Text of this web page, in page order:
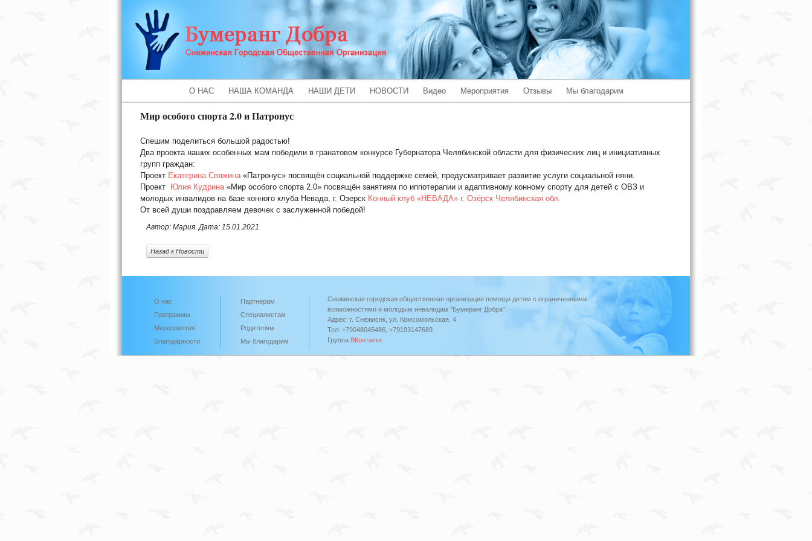
О НАС НАША КОМАНДА НАШИ ДЕТИ НОВОСТИ Видео Мероприятия Отзывы Мы благодарим
Мир особого спорта 2.0 и Патронус
Спешим поделиться большой радостью!
Два проекта наших особенных мам победили в гранатовом конкурсе Губернатора Челябинской области для физических лиц и инициативных
групп граждан:
Проект Екатерина Свяжина«Патронус» посвящён социальной поддержке семей, предусматривает развитие услуги социальной няни.
Проект
Юлия Кудрина«Мир особого спорта 2.0» посвящён занятиям по иппотерапии и адаптивному конному спорту для детей с ОВЗ и
молодых инвалидов на базе конного клуба Невада, г. Озерск Конный клуб «НЕВАДА» г. Озёрск Челябинская обл.
От всей души поздравляем девочек с заслуженной победой!
Автор: Мария. Дата: 15.01.2021
Назад к Новости
О нас
Программы
Мероприятия
Благодарности
Партнерам
Специалистам
Родителям
Мы благодарим
Снежинская городская общественная организация помощи детям с ограниченными
возможностями и молодым инвалидам "Бумеранг Добра".
Адрес: г. Снежиснк, ул. Комсомольская, 4
Тел: +79048045486, +79193147689
Группа ВКонтакте